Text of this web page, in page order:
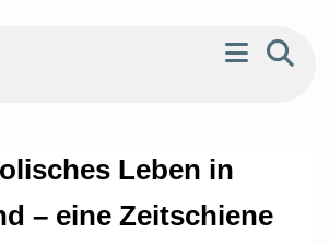
Leben in
– eine Zeitschiene